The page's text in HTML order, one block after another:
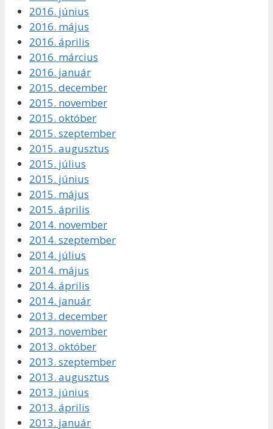
2016. június
2016. május
2016. április
2016. március
2016. január
2015. december
2015. november
2015. október
2015. szeptember
2015. augusztus
2015. július
2015. június
2015. május
2015. április
2014. november
2014. szeptember
2014. július
2014. május
2014. április
2014. január
2013. december
2013. november
2013. október
2013. szeptember
2013. augusztus
2013. június
2013. április
2013. január